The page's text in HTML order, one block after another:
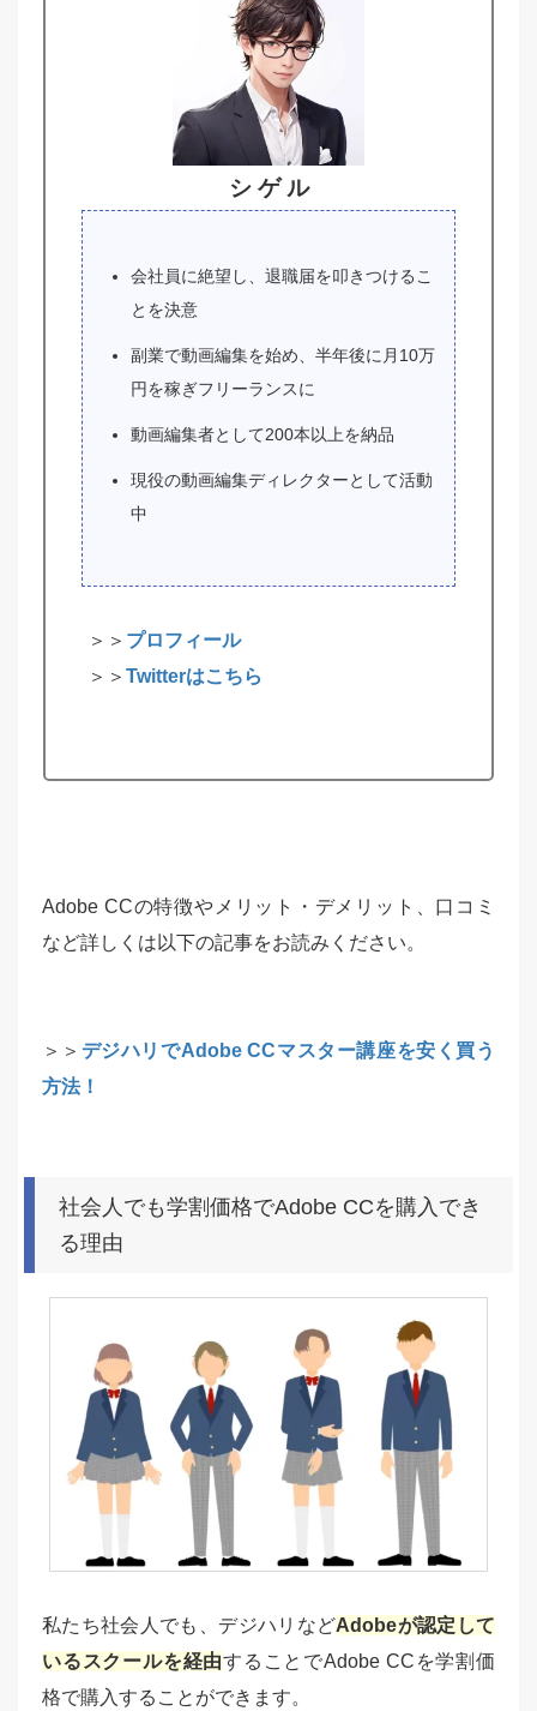
シ ゲ ル
会社員に絶望し、退職届を叩きつけるこ
とを決意
副業で動画編集を始め、半年後に月10万
円を稼ぎフリーランスに
動画編集者として200本以上を納品
現役の動画編集ディレクターとして活動
中
＞＞ プロフィール
＞＞ Twitterはこちら
Adobe CCの特徴やメリット・デメリット、口コミ
など詳しくは以下の記事をお読みください。
＞＞ デジハリでAdobe CCマスター講座を安く買う
方法！
社会人でも学割価格でAdobe CCを購入でき
る理由
私たち社会人でも、デジハリなどAdobeが認定して
いるスクールを経由することでAdobe CCを学割価
格で購入することができます。